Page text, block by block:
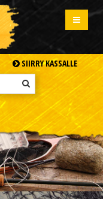
SIIRRY KASSALLE